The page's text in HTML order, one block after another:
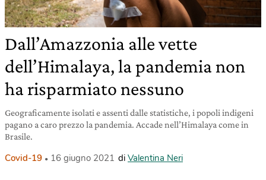
Dall’Amazzonia alle vette
dell’Himalaya, la pandemia non
ha risparmiato nessuno
Geograficamente isolati e assenti dalle statistiche, i popoli indigeni
pagano a caro prezzo la pandemia. Accade nell’Himalaya come in
Brasile.
Covid-19 16 giugno 2021 di Valentina Neri